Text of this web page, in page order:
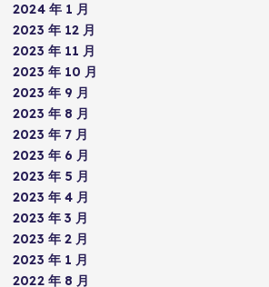
2024 年 1 月
2023 年 12 月
2023 年 11 月
2023 年 10 月
2023 年 9 月
2023 年 8 月
2023 年 7 月
2023 年 6 月
2023 年 5 月
2023 年 4 月
2023 年 3 月
2023 年 2 月
2023 年 1 月
2022 年 8 月